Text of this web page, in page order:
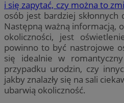
i się zapytać, czy można to
osób jest bardziej
Następną ważną informacją,
okoliczności, jest
powinno to być nastrojowe
się idealnie w
przypadku urodzin, czy
jakby znalazły się na sali
ubarwią okoliczność.